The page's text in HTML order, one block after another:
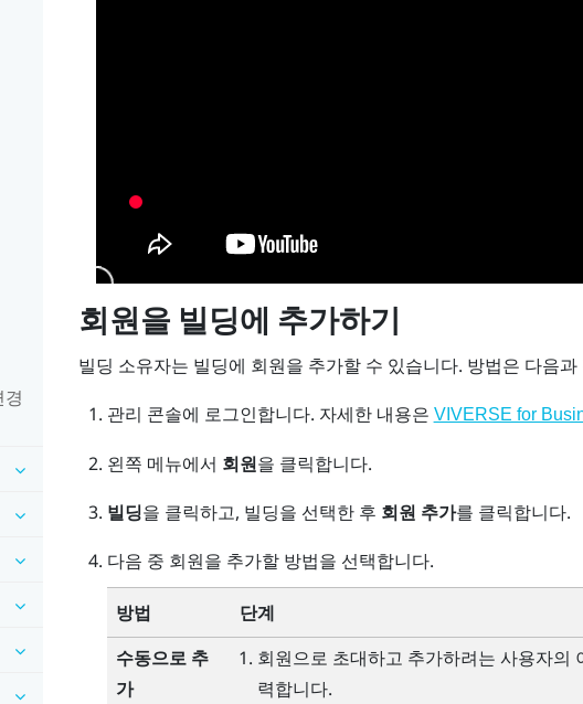
회원을 빌딩에 추가하기
빌딩 소유자는 빌딩에 회원을 추가할 수 있습니다. 방법은 다음과
관리 콘솔에 로그인합니다. 자세한 내용은 VIVERSE for
왼쪽 메뉴에서 회원을 클릭합니다.
빌딩을 클릭하고, 빌딩을 선택한 후 회원 추가를 클릭합니다.
다음 중 회원을 추가할 방법을 선택합니다.
방법
단계
수동으로 추
가
회원으로 초대하고 추가하려는 사용자의
력합니다.